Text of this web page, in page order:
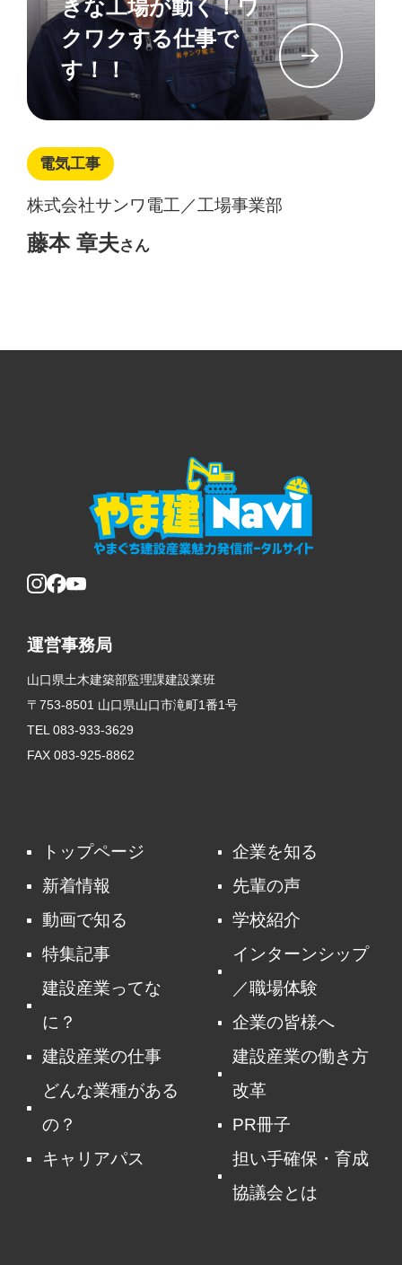
きな工場が動く！ワ
クワクする仕事で
す！！
イン
電気工事
株式会社サンワ電工／工場事業部
藤本 章夫さん
運営事務局
山口県土木建築部監理課建設業班
〒753-8501 山口県山口市滝町1番1号
TEL 083-933-3629
FAX 083-925-8862
トップページ
新着情報
動画で知る
特集記事
建設産業ってな
に？
建設産業の仕事
どんな業種がある
の？
キャリアパス
企業を知る
先輩の声
学校紹介
インターンシップ
／職場体験
企業の皆様へ
建設産業の働き方
改革
PR冊子
担い手確保・育成
協議会とは